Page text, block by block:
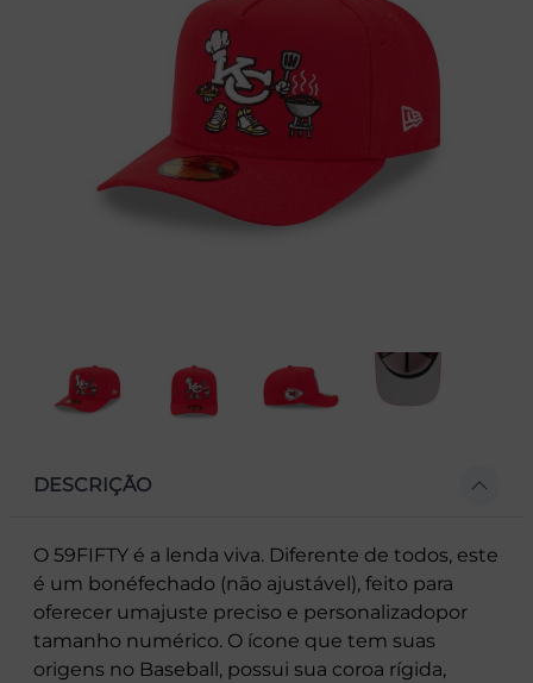
DESCRIÇÃO
O 59FIFTY é a lenda viva. Diferente de todos, este
é um bonéfechado (não ajustável), feito para
oferecer umajuste preciso e personalizadopor
tamanho numérico. O ícone que tem suas
origens no Baseball, possui sua coroa rígida,